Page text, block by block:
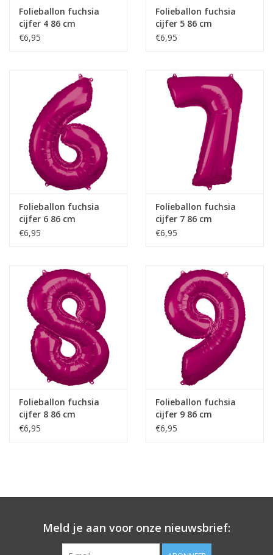
Folieballon fuchsia
cijfer 4 86 cm
€6,95
Folieballon fuchsia
cijfer 5 86 cm
€6,95
Folieballon fuchsia
cijfer 6 86 cm
€6,95
Folieballon fuchsia
cijfer 7 86 cm
€6,95
Folieballon fuchsia
cijfer 8 86 cm
€6,95
Folieballon fuchsia
cijfer 9 86 cm
€6,95
Meld je aan voor onze nieuwsbrief: